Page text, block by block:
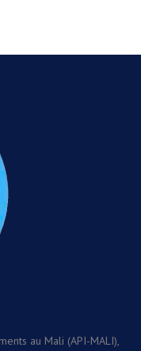
au Mali (API-MALI),